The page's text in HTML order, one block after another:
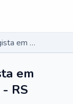
Otorrinolaringologista em Capela de Santana - RS
em
RS